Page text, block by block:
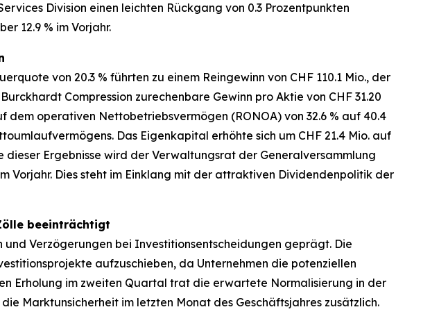
Division einen leichten Rückgang von 0.3 Prozentpunkten
12.9 % im Vorjahr.
von 20.3 % führten zu einem Reingewinn von CHF 110.1 Mio., der
Compression zurechenbare Gewinn pro Aktie von CHF 31.20
operativen Nettobetriebsvermögen (RONOA) von 32.6 % auf 40.4
Das Eigenkapital erhöhte sich um CHF 21.4 Mio. auf
dieser Ergebnisse wird der Verwaltungsrat der Generalversammlung
Vorjahr. Dies steht im Einklang mit der attraktiven Dividendenpolitik der
beeinträchtigt
Verzögerungen bei Investitionsentscheidungen geprägt. Die
aufzuschieben, da Unternehmen die potenziellen
Erholung im zweiten Quartal trat die erwartete Normalisierung in der
Marktunsicherheit im letzten Monat des Geschäftsjahres zusätzlich.